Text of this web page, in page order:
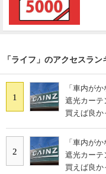
「ライフ」のアクセスラン
1
「車内が
遮光カーテ
買えば良か
2
「車内が
遮光カーテ
買えば良か